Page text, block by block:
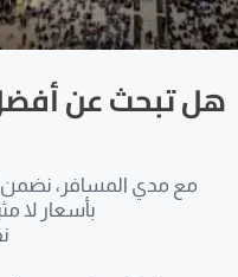
هل تبحث عن
مع مدي المسافر، نضمن
بأسعار لا